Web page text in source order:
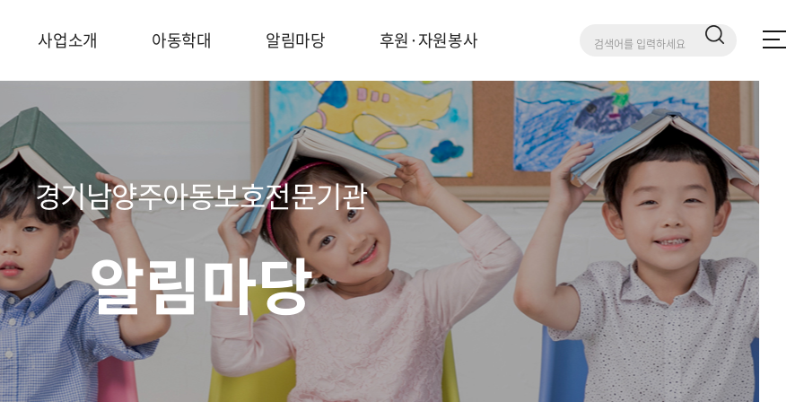
사업소개 아동학대 알림마당 후원·자원봉사
경기남양주아동보호전문기관
알림마당